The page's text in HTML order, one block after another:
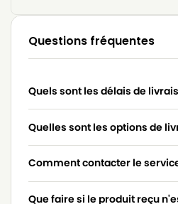
Questions fréquentes
Quels sont les délais de
Quelles sont les options de
Comment contacter le
Que faire si le produit reçu